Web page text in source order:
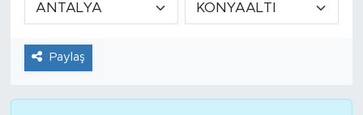
Paylaş
Tarihçe
Resmi İlanlar